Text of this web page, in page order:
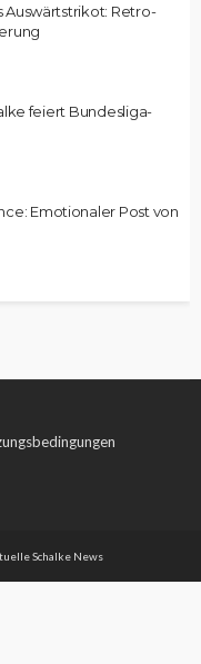
Auswärtstrikot: Retro-
feiert Bundesliga-
Emotionaler Post von
Schalke News